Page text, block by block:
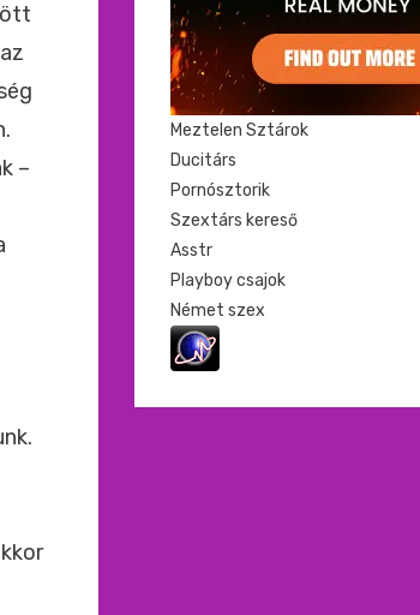
–
Meztelen Sztárok
Ducitárs
Pornósztorik
Szextárs kereső
Asstr
Playboy csajok
Német szex